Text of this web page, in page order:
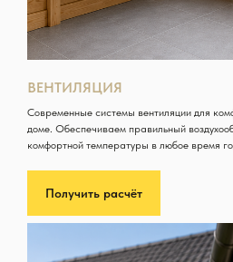
ВЕНТИЛЯЦИЯ
Современные системы вентиляции для
доме. Обеспечиваем правильный
комфортной температуры в любое время
Получить расчёт